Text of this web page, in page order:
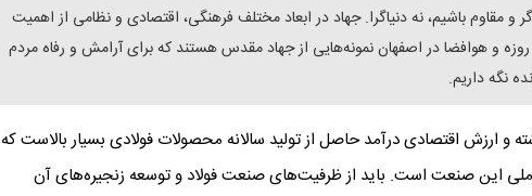
مقاوم باشیم، نه دنیاگرا. جهاد در ابعاد مختلف فرهنگی، اقتصادی و نظامی از اهمیت
زیادی برخوردار است؛ شهدای جنگ تحمیلی ۱۲ روزه و هوافضا در اصفهان نمونه‌هایی از جهاد مقدس هستند که برای آرامش و رفاه مردم
نگه داریم.
ارزش اقتصادی درآمد حاصل از تولید سالانه محصولات فولادی بسیار بالاست که
این صنعت است. باید از ظرفیت‌های صنعت فولاد و توسعه زنجیره‌های آن